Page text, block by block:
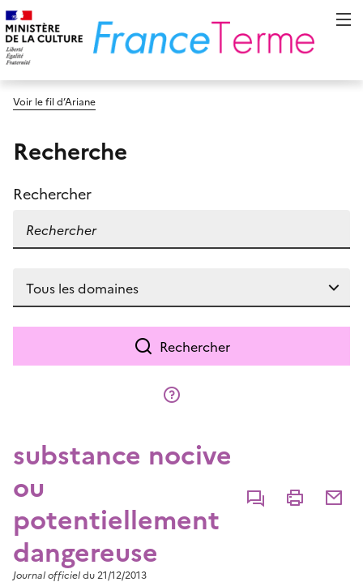
Voir le fil d’Ariane
Recherche
Rechercher
Rechercher
substance nocive
ou
potentiellement
dangereuse
CommenterImprimer
Journal officieldu 21/12/2013